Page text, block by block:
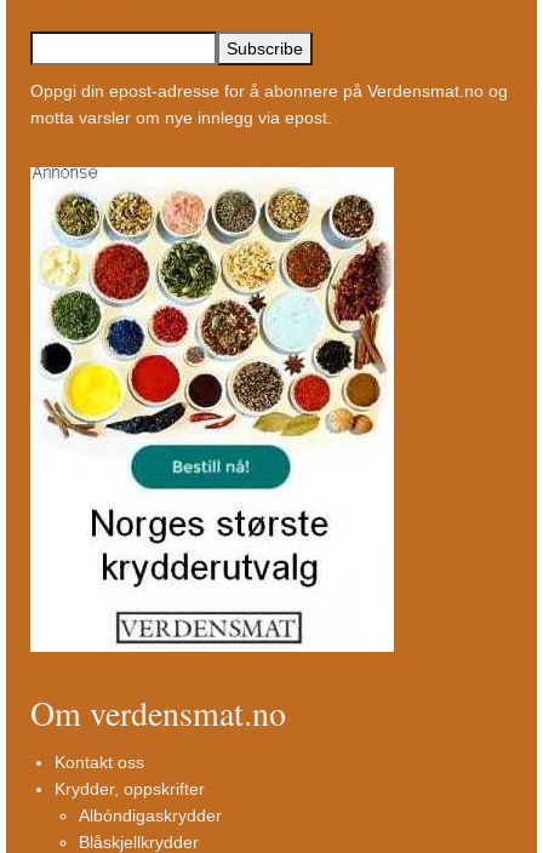
Oppgi din epost-adresse for å abonnere på Verdensmat.no og
motta varsler om nye innlegg via epost.
Om verdensmat.no
Kontakt oss
Krydder, oppskrifter
Albóndigaskrydder
Blåskjellkrydder